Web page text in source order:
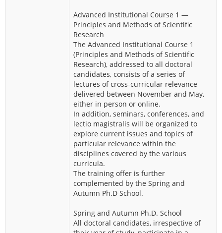
Advanced Institutional Course 1 —
Principles and Methods of Scientific
Research
The Advanced Institutional Course 1
(Principles and Methods of Scientific
Research), addressed to all doctoral
candidates, consists of a series of
lectures of cross-curricular relevance
delivered between November and May,
either in person or online.
In addition, seminars, conferences, and
lectio magistralis will be organized to
explore current issues and topics of
particular relevance within the
disciplines covered by the various
curricula.
The training offer is further
complemented by the Spring and
Autumn Ph.D School.
Spring and Autumn Ph.D. School
All doctoral candidates, irrespective of